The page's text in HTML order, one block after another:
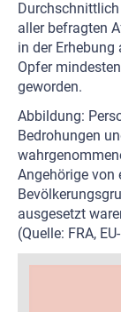
aller befragten
in der
Opfer
geworden.
Abbildung:
Bedrohungen
Angehörige von
ausgesetzt
(Quelle: FRA,